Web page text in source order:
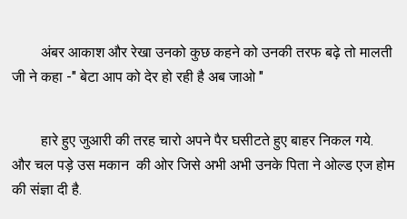
अंबर आकाश और रेखा उनको कुछ कहने को उनकी तरफ बढ़े तो मालती
जी ने कहा -" बेटा आप को देर हो रही है अब जाओ "
हारे हुए जुआरी की तरह चारो अपने पैर घसीटते हुए बाहर निकल गये.
और चल पड़े उस मकान की ओर जिसे अभी अभी उनके पिता ने ओल्ड एज होम
की संज्ञा दी है.